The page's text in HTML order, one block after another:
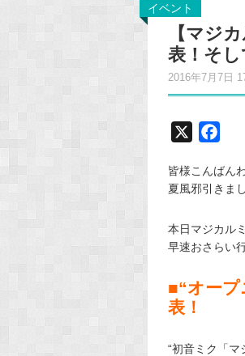
イベント
【マジ
表！そ
2016年7月7日
c
e
o
k
皆様こんばん
夏風邪引きま
本日マジカル
早速おさらい
■“オー
表！
“初音ミク「